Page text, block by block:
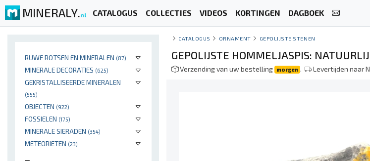
MINERALY.nl CATALOGUS COLLECTIES VIDEOS KORTINGEN DAGBOEK
RUWE ROTSEN EN MINERALEN (87)
MINERALE DECORATIES (625)
GEKRISTALLISEERDE MINERALEN
(555)
OBJECTEN (922)
FOSSIELEN (175)
MINERALE SIERADEN (354)
METEORIETEN (23)
CATALOGUS ORNAMENT GEPOLIJSTE STENEN
GEPOLIJSTE HOMMELJASPIS:
Verzending van uw bestelling morgen . Levertijden naar